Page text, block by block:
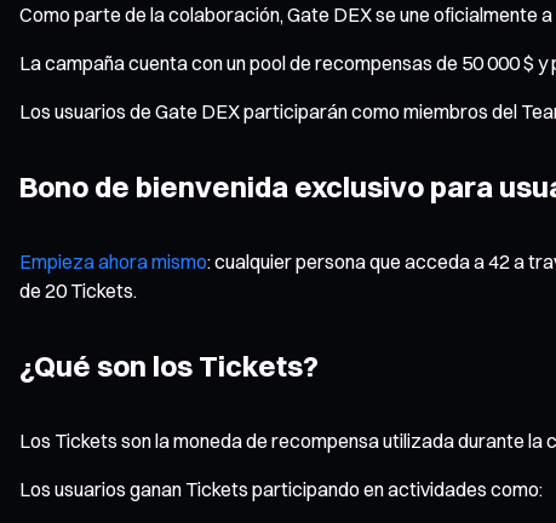
Como parte de la colaboración, Gate DEX se une oficialmente a
La campaña cuenta con un pool de recompensas de 50 000 $
Los usuarios de Gate DEX participarán como miembros del
Bono de bienvenida exclusivo para
Empieza ahora mismo: cualquier persona que acceda a 42 a
de 20 Tickets.
¿Qué son los Tickets?
Los Tickets son la moneda de recompensa utilizada durante la
Los usuarios ganan Tickets participando en actividades como: